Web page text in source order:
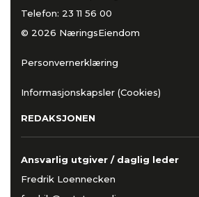
Telefon: 23 11 56 00
© 2026 NæringsEiendom
Personvernerklæring
Informasjonskapsler (Cookies)
REDAKSJONEN
Ansvarlig utgiver / daglig leder
Fredrik Loennecken